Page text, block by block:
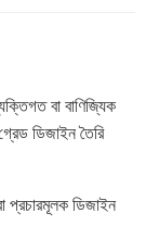
বা বাণিজ্যিক
ডিজাইন তৈরি
প্রচারমূলক ডিজাইন